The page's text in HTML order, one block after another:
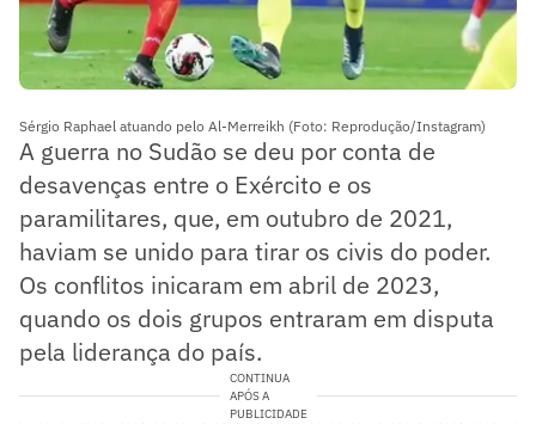
Sérgio Raphael atuando pelo Al-Merreikh (Foto: Reprodução/Instagram)
A guerra no Sudão se deu por conta de
desavenças entre o Exército e os
paramilitares, que, em outubro de 2021,
haviam se unido para tirar os civis do poder.
Os conflitos inicaram em abril de 2023,
quando os dois grupos entraram em disputa
pela liderança do país.
CONTINUA
APÓS A
PUBLICIDADE